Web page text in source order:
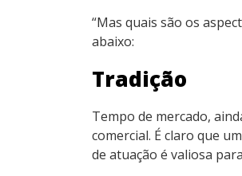
“Mas quais são os
abaixo:
Tradição
Tempo de mercado,
comercial. É claro que
de atuação é valiosa